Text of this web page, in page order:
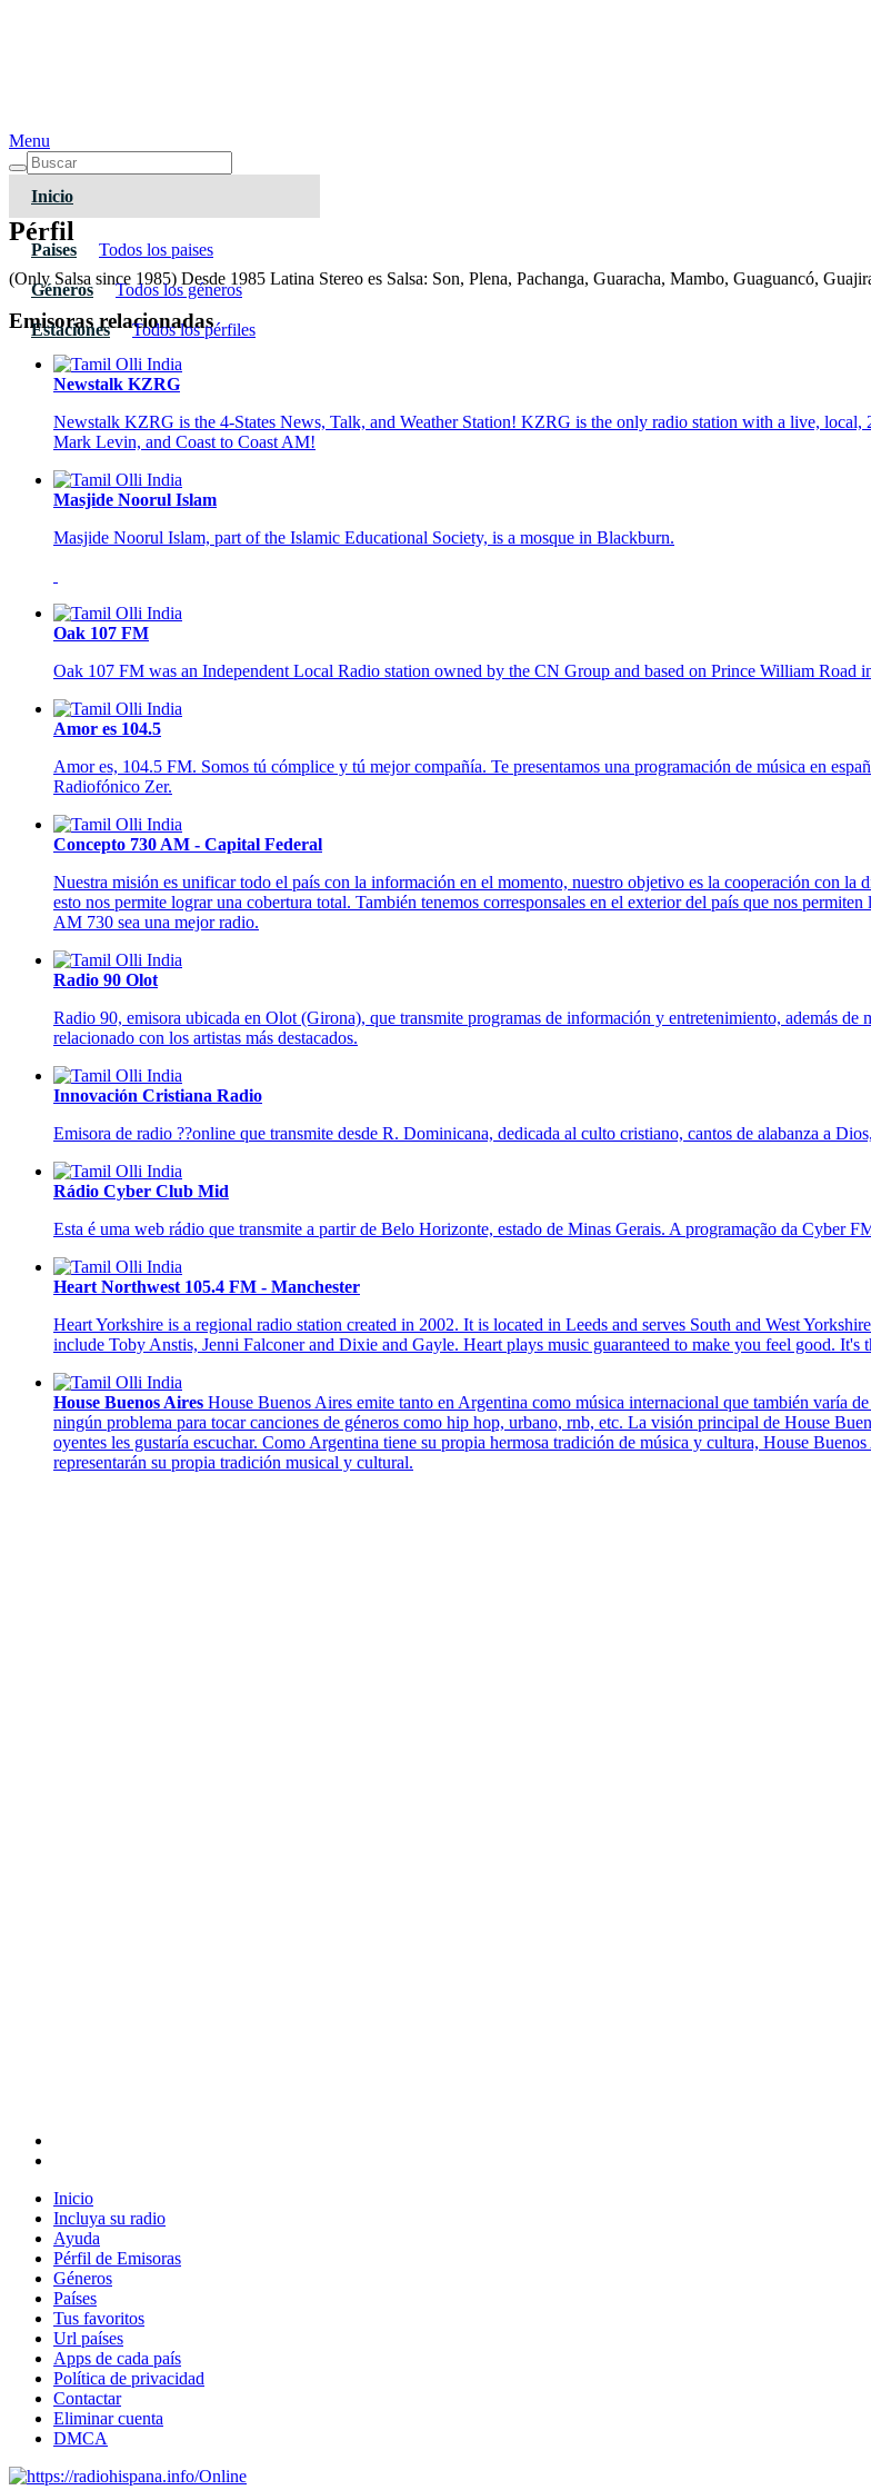
Menu
Inicio
Paises Todos los paises
Géneros Todos los géneros
Estaciones Todos los pérfiles
Pérfil
(Only Salsa since 1985) Desde 1985 Latina Stereo es Salsa: Son, Plena, Pachanga, Guaracha, Mambo, Guaguancó,
Emisoras relacionadas
Newstalk KZRG
Newstalk KZRG is the 4-States News, Talk, and Weather Station! KZRG is the only radio station with a live,
Mark Levin, and Coast to Coast AM!
Masjide Noorul Islam
Masjide Noorul Islam, part of the Islamic Educational Society, is a mosque in Blackburn.
Oak 107 FM
Oak 107 FM was an Independent Local Radio station owned by the CN Group and based on Prince William Road
Amor es 104.5
Amor es, 104.5 FM. Somos tú cómplice y tú mejor compañía. Te presentamos una programación de música en
Radiofónico Zer.
Concepto 730 AM - Capital Federal
Nuestra misión es unificar todo el país con la información en el momento, nuestro objetivo es la cooperación con
esto nos permite lograr una cobertura total. También tenemos corresponsales en el exterior del país que nos
AM 730 sea una mejor radio.
Radio 90 Olot
Radio 90, emisora ubicada en Olot (Girona), que transmite programas de información y entretenimiento, además
relacionado con los artistas más destacados.
Innovación Cristiana Radio
Emisora de radio ??online que transmite desde R. Dominicana, dedicada al culto cristiano, cantos de alabanza a
Rádio Cyber Club Mid
Esta é uma web rádio que transmite a partir de Belo Horizonte, estado de Minas Gerais. A programação da Cyber
Heart Northwest 105.4 FM - Manchester
Heart Yorkshire is a regional radio station created in 2002. It is located in Leeds and serves South and West
include Toby Anstis, Jenni Falconer and Dixie and Gayle. Heart plays music guaranteed to make you feel good.
House Buenos Aires House Buenos Aires emite tanto en Argentina como música internacional que también varía
ningún problema para tocar canciones de géneros como hip hop, urbano, rnb, etc. La visión principal de House
oyentes les gustaría escuchar. Como Argentina tiene su propia hermosa tradición de música y cultura, House
representarán su propia tradición musical y cultural.
Inicio
Incluya su radio
Ayuda
Pérfil de Emisoras
Géneros
Países
Tus favoritos
Url países
Apps de cada país
Política de privacidad
Contactar
Eliminar cuenta
DMCA
Online